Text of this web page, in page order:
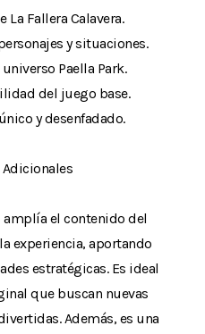
La Fallera Calavera.
y situaciones.
Paella Park.
del juego base.
y desenfadado.
amplía el contenido del
experiencia, aportando
estratégicas. Es ideal
que buscan nuevas
Además, es una